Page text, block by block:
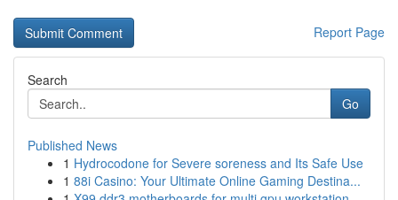
Report Page
Search
Go
Published News
1 Hydrocodone for Severe soreness and Its Safe Use
1 88i Casino: Your Ultimate Online Gaming Destina...